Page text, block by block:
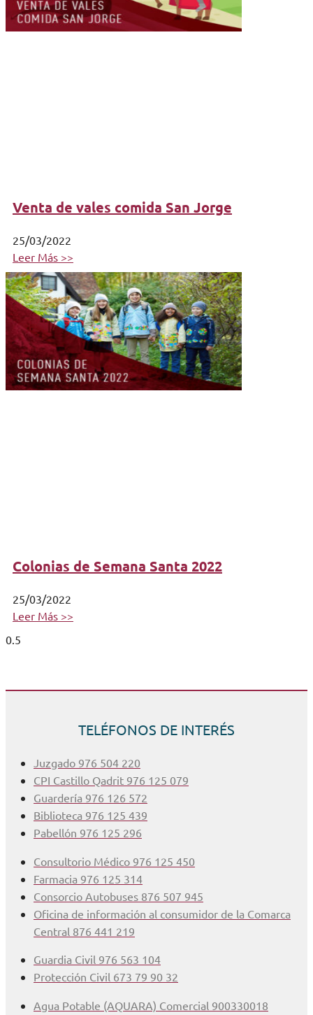
Venta de vales comida San Jorge
25/03/2022
Leer Más >>
Colonias de Semana Santa 2022
25/03/2022
Leer Más >>
TELÉFONOS DE INTERÉS
Juzgado 976 504 220
CPI Castillo Qadrit 976 125 079
Guardería 976 126 572
Biblioteca 976 125 439
Pabellón 976 125 296
Consultorio Médico 976 125 450
Farmacia 976 125 314
Consorcio Autobuses 876 507 945
Oficina de información al consumidor de la Comarca
Central 876 441 219
Guardia Civil 976 563 104
Protección Civil 673 79 90 32
Agua Potable (AQUARA) Comercial 900330018